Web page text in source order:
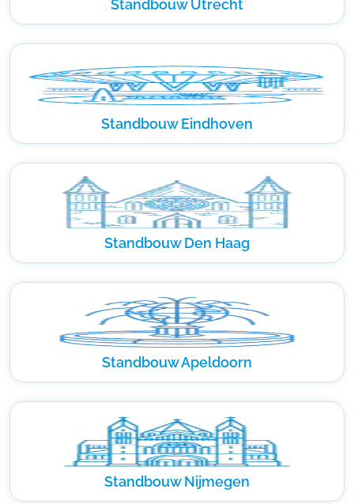
Standbouw Utrecht
Standbouw Eindhoven
Standbouw Den Haag
Standbouw Apeldoorn
Standbouw Nijmegen